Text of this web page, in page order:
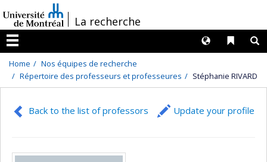
au
contenu
/La recherche
Menu
Liens
Langues
Home
Nos équipes de recherche
Répertoire des professeurs et professeures
Stéphanie RIVARD
Back to the list of professors Update your profile